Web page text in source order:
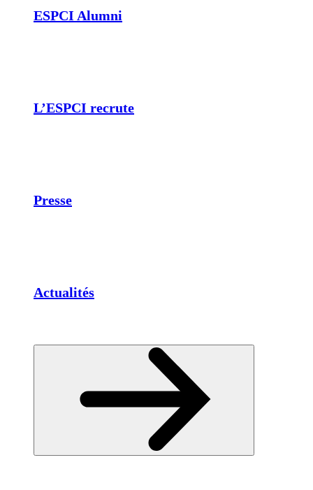
ESPCI Alumni
L’ESPCI recrute
Presse
Actualités